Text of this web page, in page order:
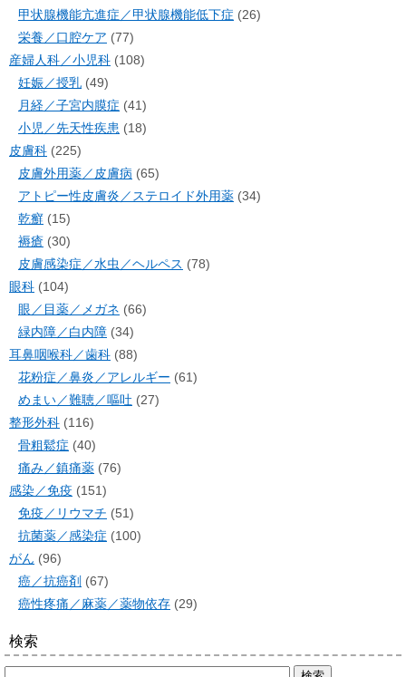
甲状腺機能亢進症／甲状腺機能低下症 (26)
栄養／口腔ケア (77)
産婦人科／小児科 (108)
妊娠／授乳 (49)
月経／子宮内膜症 (41)
小児／先天性疾患 (18)
皮膚科 (225)
皮膚外用薬／皮膚病 (65)
アトピー性皮膚炎／ステロイド外用薬 (34)
乾癬 (15)
褥瘡 (30)
皮膚感染症／水虫／ヘルペス (78)
眼科 (104)
眼／目薬／メガネ (66)
緑内障／白内障 (34)
耳鼻咽喉科／歯科 (88)
花粉症／鼻炎／アレルギー (61)
めまい／難聴／嘔吐 (27)
整形外科 (116)
骨粗鬆症 (40)
痛み／鎮痛薬 (76)
感染／免疫 (151)
免疫／リウマチ (51)
抗菌薬／感染症 (100)
がん (96)
癌／抗癌剤 (67)
癌性疼痛／麻薬／薬物依存 (29)
検索